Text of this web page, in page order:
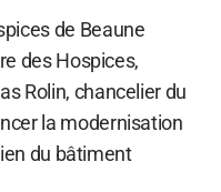
de Beaune
des Hospices,
Rolin, chancelier du
la modernisation
du bâtiment